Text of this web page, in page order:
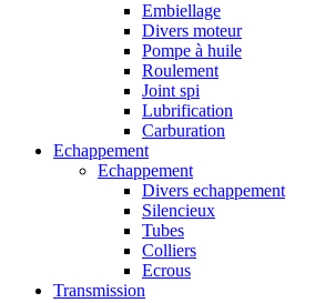
Embiellage
Divers moteur
Pompe à huile
Roulement
Joint spi
Lubrification
Carburation
Echappement
Echappement
Divers echappement
Silencieux
Tubes
Colliers
Ecrous
Transmission